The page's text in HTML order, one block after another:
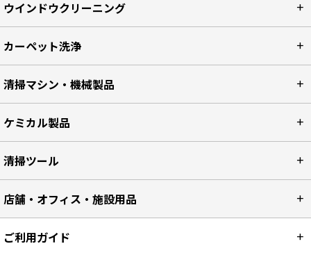
ウインドウクリーニング
カーペット洗浄
清掃マシン・機械製品
ケミカル製品
清掃ツール
店舗・オフィス・施設用品
ご利用ガイド